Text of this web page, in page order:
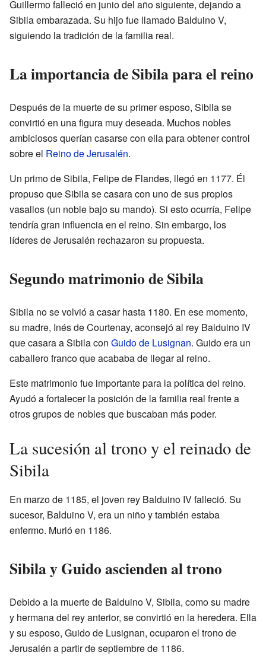
Guillermo falleció en junio del año siguiente, dejando a
Sibila embarazada. Su hijo fue llamado Balduino V,
siguiendo la tradición de la familia real.
La importancia de Sibila para el reino
Después de la muerte de su primer esposo, Sibila se
convirtió en una figura muy deseada. Muchos nobles
ambiciosos querían casarse con ella para obtener control
sobre el Reino de Jerusalén.
Un primo de Sibila, Felipe de Flandes, llegó en 1177. Él
propuso que Sibila se casara con uno de sus propios
vasallos (un noble bajo su mando). Si esto ocurría, Felipe
tendría gran influencia en el reino. Sin embargo, los
líderes de Jerusalén rechazaron su propuesta.
Segundo matrimonio de Sibila
Sibila no se volvió a casar hasta 1180. En ese momento,
su madre, Inés de Courtenay, aconsejó al rey Balduino IV
que casara a Sibila con Guido de Lusignan. Guido era un
caballero franco que acababa de llegar al reino.
Este matrimonio fue importante para la política del reino.
Ayudó a fortalecer la posición de la familia real frente a
otros grupos de nobles que buscaban más poder.
La sucesión al trono y el reinado de
Sibila
En marzo de 1185, el joven rey Balduino IV falleció. Su
sucesor, Balduino V, era un niño y también estaba
enfermo. Murió en 1186.
Sibila y Guido ascienden al trono
Debido a la muerte de Balduino V, Sibila, como su madre
y hermana del rey anterior, se convirtió en la heredera. Ella
y su esposo, Guido de Lusignan, ocuparon el trono de
Jerusalén a partir de septiembre de 1186.